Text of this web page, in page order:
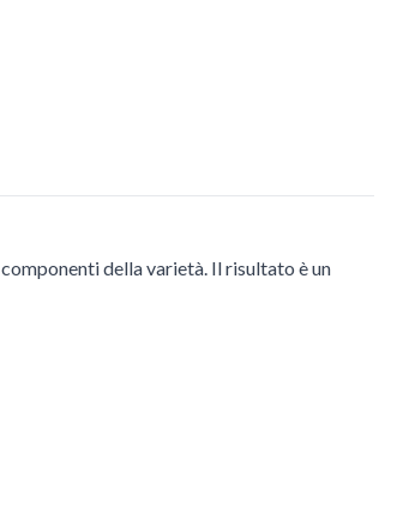
della varietà. Il risultato è un